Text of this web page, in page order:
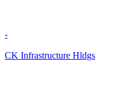
-
CK Infrastructure Hldgs